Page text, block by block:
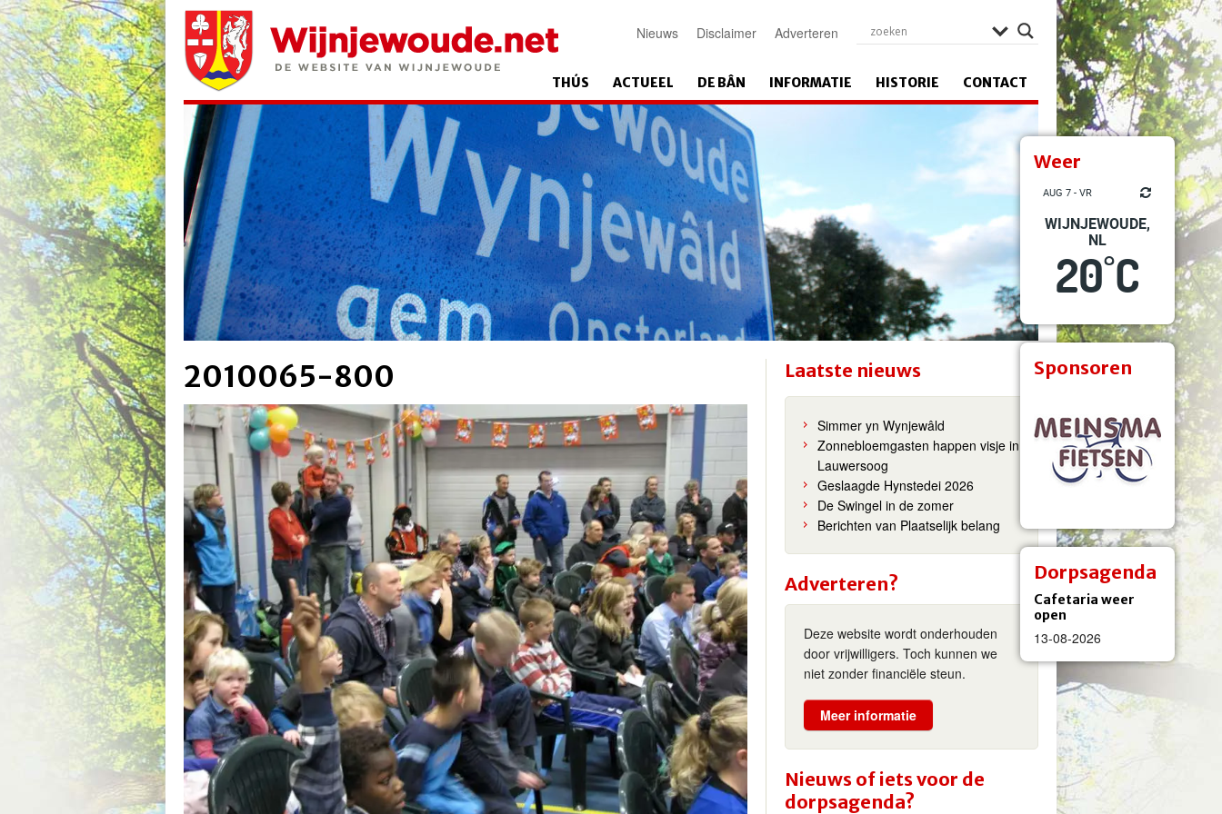
Weer
AUG 7 - VR
WIJNJEWOUDE,
NL
20°C
Sponsoren
Dorpsagenda
Cafetaria weer
open
13-08-2026
Nieuws Disclaimer Adverteren
THÚS ACTUEEL DE BÂN INFORMATIE HISTORIE CONTACT
2010065-800 Laatste nieuws
Simmer yn Wynjewâld
Zonnebloemgasten happen visje in
Lauwersoog
Geslaagde Hynstedei 2026
De Swingel in de zomer
Berichten van Plaatselijk belang
Adverteren?
Deze website wordt onderhouden
door vrijwilligers. Toch kunnen we
niet zonder financiële steun.
Meer informatie
Nieuws of iets voor de
dorpsagenda?